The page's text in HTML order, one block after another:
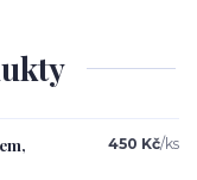
450 Kč/ks